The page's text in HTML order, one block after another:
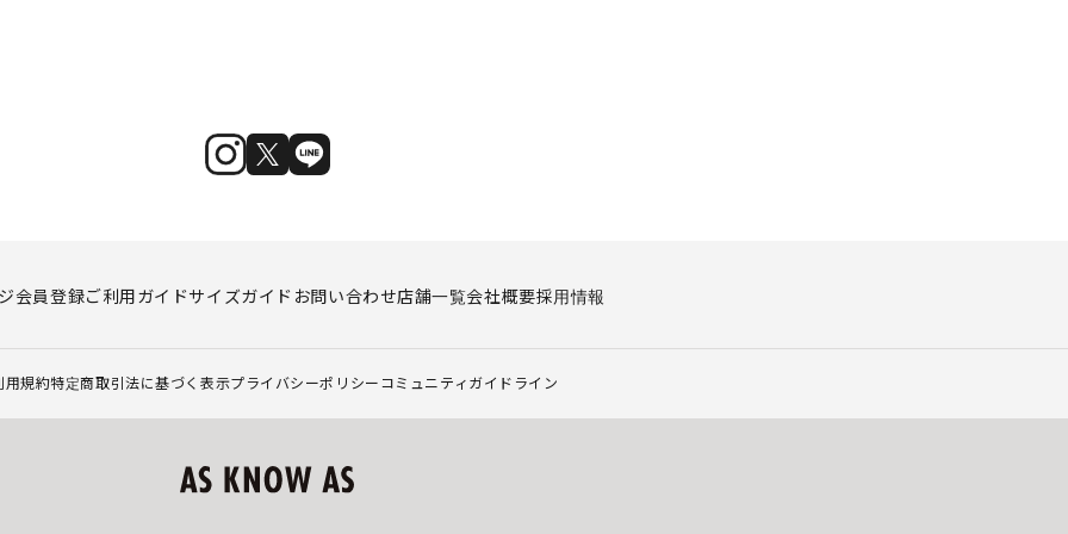
会員登録ご利用ガイドサイズガイド お問い合わせ店舗一覧会社概要採用情報
用規約特定商取引法に基づく表示プライバシーポリシー コミュニティガイドライン